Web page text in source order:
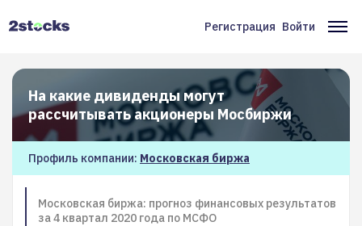
Меню
учётной
записи
пользователя
Регистрация Войти
На какие дивиденды могут
рассчитывать акционеры Мосбиржи
Профиль компании: Московская биржа
Московская биржа: прогноз финансовых результатов
за 4 квартал 2020 года по МСФО